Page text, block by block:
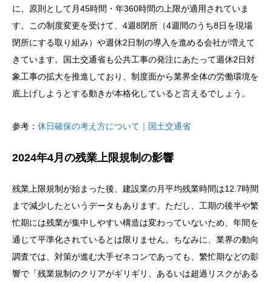
に、原則として月45時間・年360時間の上限が適用されていま
す。この制度変更を受けて、4週8閉所（4週間のうち8日を現場
閉所にする取り組み）や週休2日制の導入を進める会社が増えて
きています。国土交通省も公共工事の発注にあたって週休2日対
象工事の拡大を推進しており、制度面から業界全体の労働環境を
底上げしようとする動きが本格化していると言えるでしょう。
参考： 休日確保の考え方について｜国土交通省
2024年4月の残業上限規制の影響
残業上限規制が始まった後、建設業の月平均残業時間は12.7時間
まで減少したというデータもあります。ただし、工期の後半や繁
忙期には残業が集中しやすい構造は変わっていないため、年間を
通じて平準化されているとは限りません。ちなみに、業界の動向
調査では、対策が進む大手ゼネコンであっても、繁忙期などの影
響で「残業規制のクリアがギリギリ、あるいは超過リスクがある